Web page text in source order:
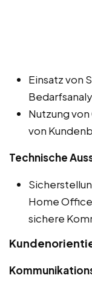
Einsatz von
Nutzung
von
Technische
Home
sichere